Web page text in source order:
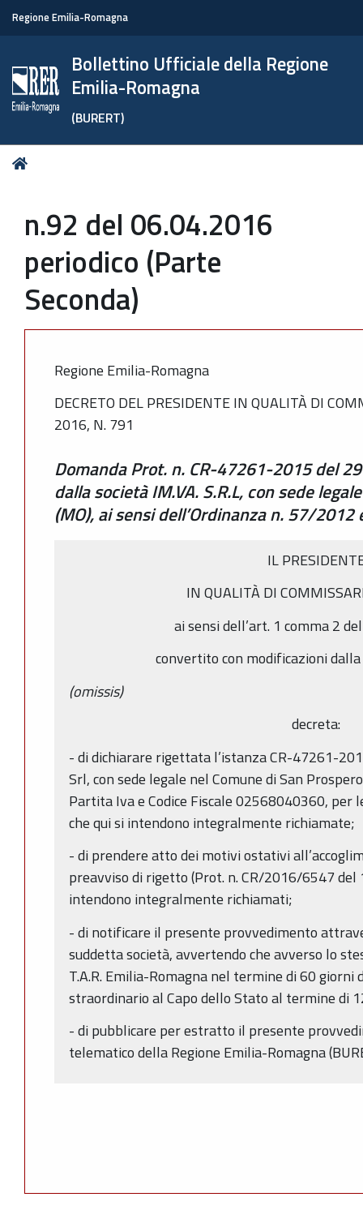
Regione Emilia-Romagna
Bollettino Ufficiale della Regione
Emilia-Romagna
(BURERT)
Tu
n.92 del 06.04.2016
periodico (Parte
Seconda)
Regione Emilia-Romagna
DECRETO DEL PRESIDENTE IN QUALITÀ DI
2016, N. 791
Domanda Prot. n. CR-47261-2015 del
dalla società IM.VA. S.R.L, con sede
(MO), ai sensi dell’Ordinanza n. 57/
IL
IN QUALITÀ DI
ai sensi dell’art. 1 comma 2
convertito con modificazioni
(omissis)
decreta:
- di dichiarare rigettata l’istanza CR-47261-
Srl, con sede legale nel Comune di San
Partita Iva e Codice Fiscale 02568040360, per
che qui si intendono integralmente richiamate;
- di prendere atto dei motivi ostativi
preavviso di rigetto (Prot. n. CR/2016/6547 del
intendono integralmente richiamati;
- di notificare il presente provvedimento
suddetta società, avvertendo che avverso lo
T.A.R. Emilia-Romagna nel termine di 60
straordinario al Capo dello Stato al termine di
- di pubblicare per estratto il presente
telematico della Regione Emilia-Romagna